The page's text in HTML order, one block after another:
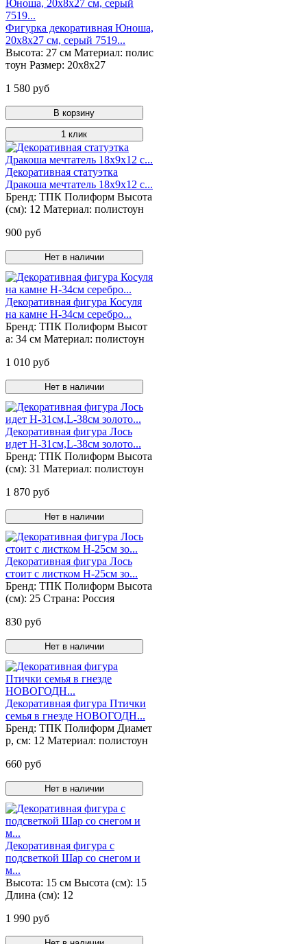
Фигурка декоративная Юноша,
20х8х27 см, серый 7519...
Высота: 27 см Материал: полис
тоун Размер: 20х8х27
1 580 руб
В корзину
1 клик
Декоративная статуэтка
Дракоша мечтатель 18х9х12 с...
Бренд: ТПК Полиформ Высота
(см): 12 Материал: полистоун
900 руб
Нет в наличии
Декоративная фигура Косуля
на камне Н-34см серебро...
Бренд: ТПК Полиформ Высот
а: 34 см Материал: полистоун
1 010 руб
Нет в наличии
Декоративная фигура Лось
идет Н-31см,L-38cм золото...
Бренд: ТПК Полиформ Высота
(см): 31 Материал: полистоун
1 870 руб
Нет в наличии
Декоративная фигура Лось
стоит с листком Н-25см зо...
Бренд: ТПК Полиформ Высота
(см): 25 Страна: Россия
830 руб
Нет в наличии
Декоративная фигура Птички
семья в гнезде НОВОГОДН...
Бренд: ТПК Полиформ Диамет
р, см: 12 Материал: полистоун
660 руб
Нет в наличии
Декоративная фигура с
подсветкой Шар со снегом и
м...
Высота: 15 см Высота (см): 15
Длина (см): 12
1 990 руб